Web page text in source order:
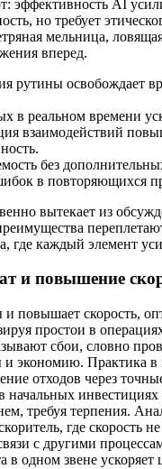
эффективность AI
но требует
мельница,
вперед.
рутины освобождает
в реальном времени
взаимодействий
без
в повторяющихся
вытекает из
где каждый элемент
и повышение
и повышает скорость,
простои в
сбои, словно
экономию. Практика в
отходов через
инвестициях
требуя терпения.
где скорость
с другими
в одном звене ускоряет